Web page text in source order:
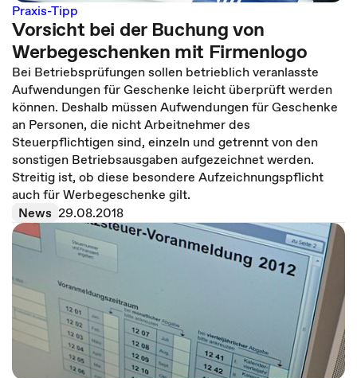
Praxis-Tipp
Vorsicht bei der Buchung von
Werbegeschenken mit Firmenlogo
Bei Betriebsprüfungen sollen betrieblich veranlasste
Aufwendungen für Geschenke leicht überprüft werden
können. Deshalb müssen Aufwendungen für Geschenke
an Personen, die nicht Arbeitnehmer des
Steuerpflichtigen sind, einzeln und getrennt von den
sonstigen Betriebsausgaben aufgezeichnet werden.
Streitig ist, ob diese besondere Aufzeichnungspflicht
auch für Werbegeschenke gilt.
News 29.08.2018